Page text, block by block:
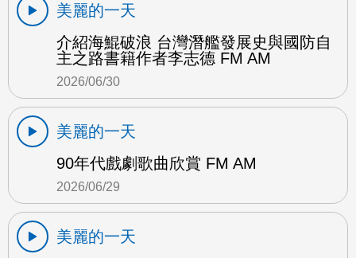
美麗的一天
介紹海鯤破浪 台灣潛艦發展史與國防自
主之路書籍作者李志德 FM AM
2026/06/30
美麗的一天
90年代戲劇歌曲欣賞 FM AM
2026/06/29
美麗的一天